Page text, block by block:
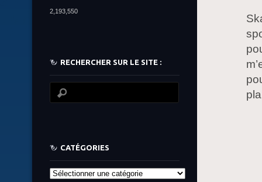
2,193,550
RECHERCHER SUR LE SITE :
CATÉGORIES
Catégories